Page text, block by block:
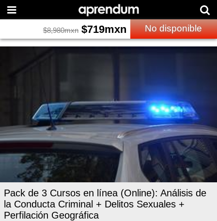
$8,980mxn $719mxn No disponible
Pack de 3 Cursos en línea (Online): Análisis de
la Conducta Criminal + Delitos Sexuales +
Perfilación Geográfica